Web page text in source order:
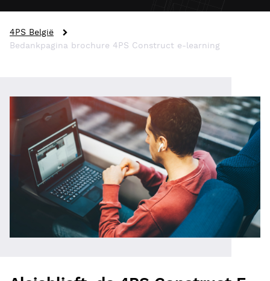
4PS België
Bedankpagina brochure 4PS Construct e-learning